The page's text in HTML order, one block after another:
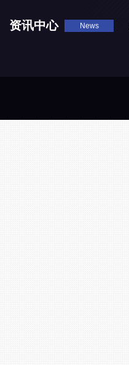
资讯中心 News